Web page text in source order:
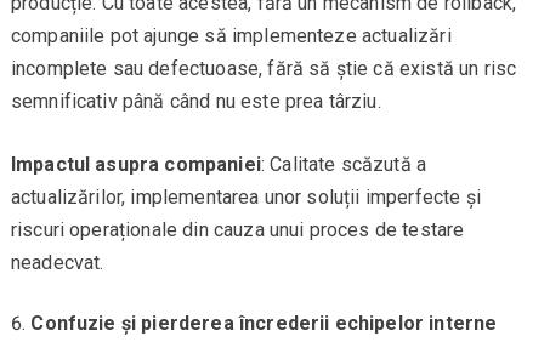
companiile pot ajunge să implementeze actualizări
incomplete sau defectuoase, fără să știe că există un risc
semnificativ până când nu este prea târziu.
Impactul asupra companiei: Calitate scăzută a
actualizărilor, implementarea unor soluții imperfecte și
riscuri operaționale din cauza unui proces de testare
neadecvat.
Confuzie și pierderea încrederii echipelor interne